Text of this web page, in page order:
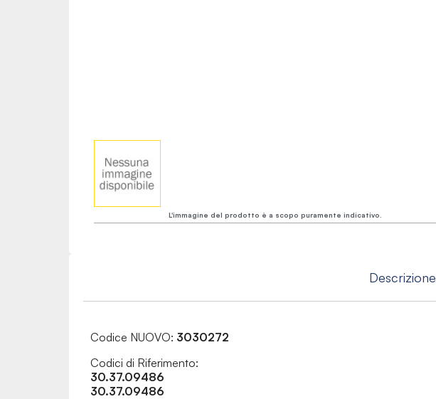
L'immagine del prodotto è a scopo puramente indicativo.
Descrizione
Codice NUOVO: 3030272
Codici di Riferimento:
30.37.09486
30.37.09486